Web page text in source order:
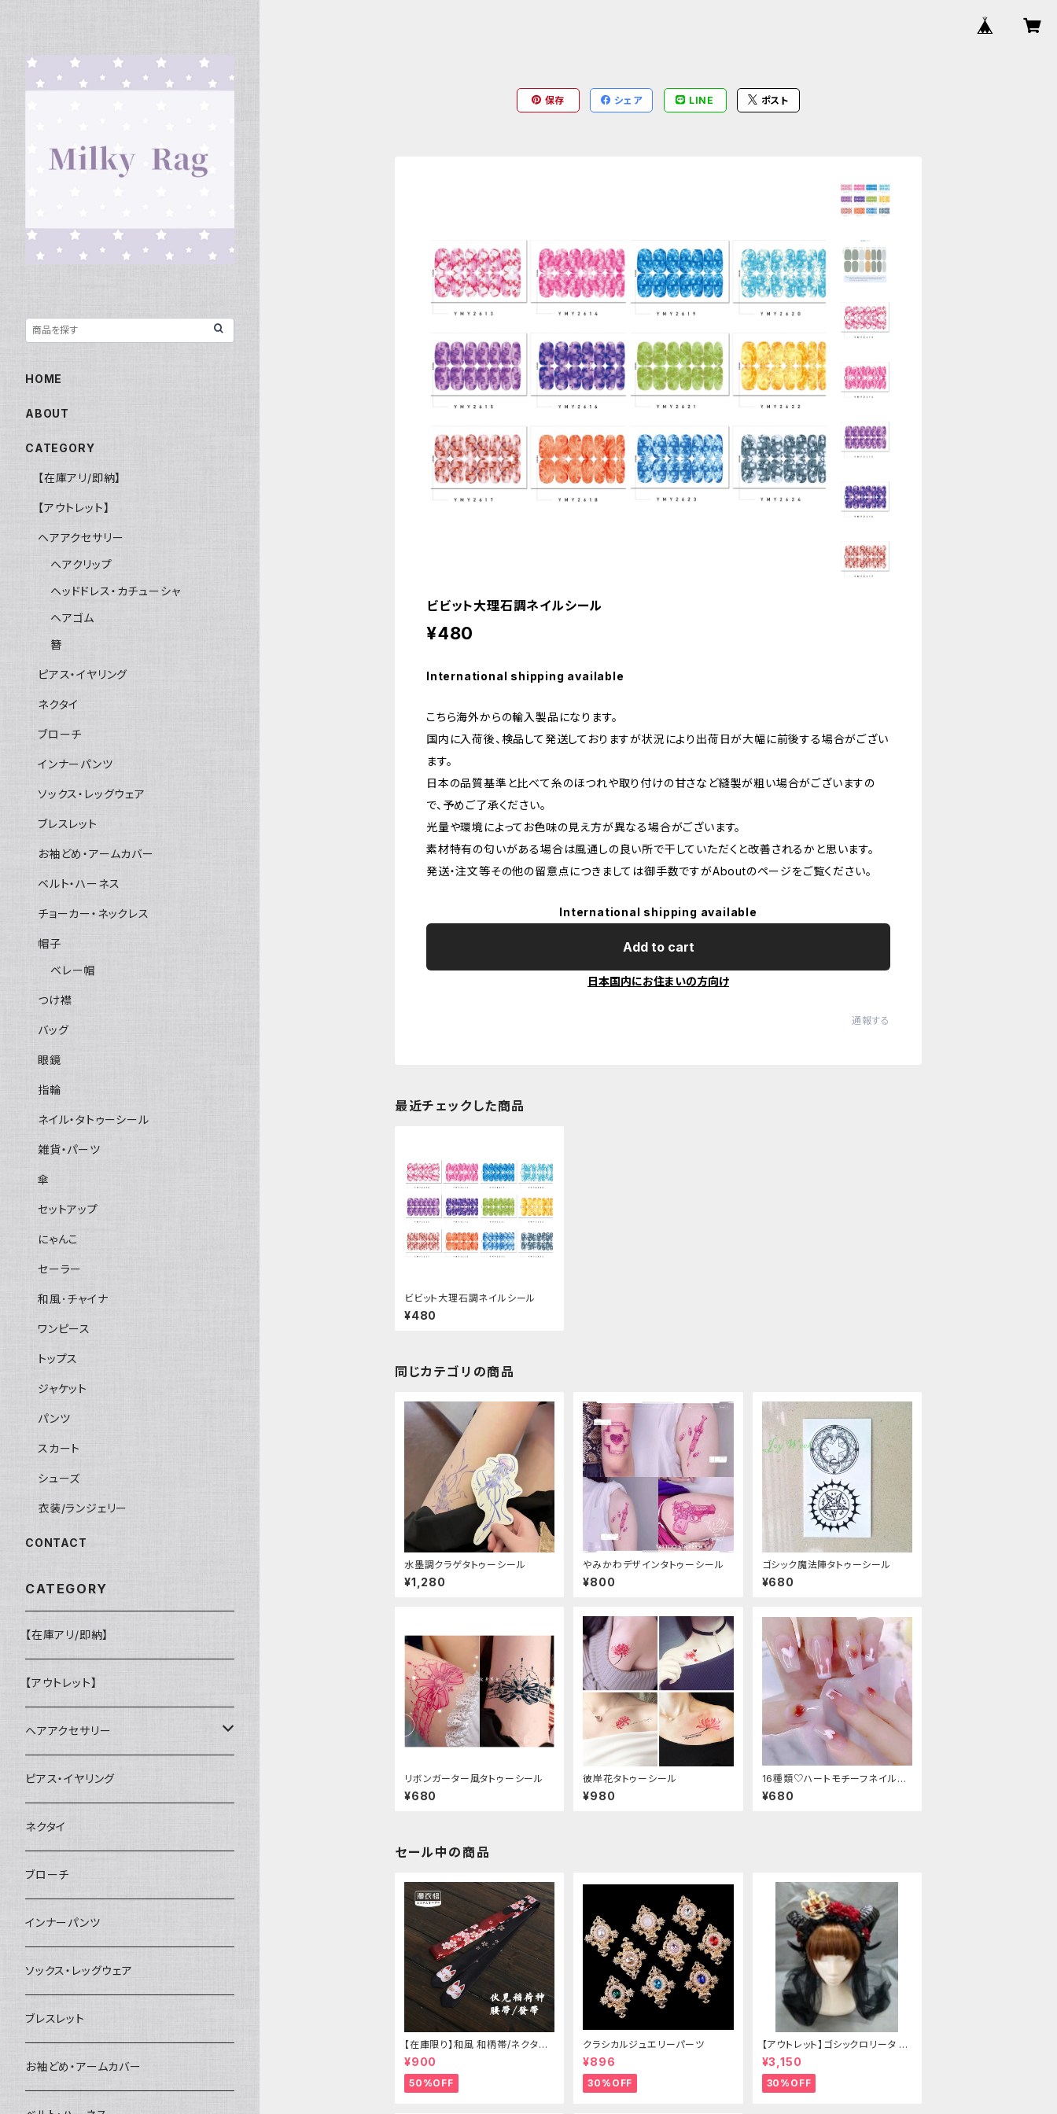
保存 シェア LINE ポスト
ビビット大理石調ネイルシール
¥480
International shipping available
こちら海外からの輸入製品になります。
国内に入荷後、検品して発送しておりますが状況により出荷日が大幅に前後する場合がござい
ます。
日本の品質基準と比べて糸のほつれや取り付けの甘さなど縫製が粗い場合がございますの
で、予めご了承ください。
光量や環境によってお色味の見え方が異なる場合がございます。
素材特有の匂いがある場合は風通しの良い所で干していただくと改善されるかと思います。
発送・注文等その他の留意点につきましては御手数ですがAboutのページをご覧ください。
International shipping available
Add to cart
日本国内にお住まいの方向け
通報する
最近チェックした商品
ビビット大理石調ネイルシール
¥480
同じカテゴリの商品
水墨調クラゲタトゥーシール
¥1,280
やみかわデザインタトゥーシール
¥800
ゴシック魔法陣タトゥーシール
¥680
リボンガーター風タトゥーシール
¥680
彼岸花タトゥーシール
¥980
16種類♡ハートモチーフネイルチ
ップ
¥680
セール中の商品
【在庫限り】和風 和柄帯/ネクタイ/
リボン（狐面/金魚
¥900
50%OFF
クラシカルジュエリーパーツ
¥896
30%OFF
【アウトレット】ゴシックロリータ ゴ
ールドクラウン＆ホーン(ヴェール
付き)
¥3,150
30%OFF
HOME
ABOUT
CATEGORY
【在庫アリ/即納】
【アウトレット】
ヘアアクセサリー
ヘアクリップ
ヘッドドレス・カチューシャ
ヘアゴム
簪
ピアス・イヤリング
ネクタイ
ブローチ
インナーパンツ
ソックス・レッグウェア
ブレスレット
お袖どめ・アームカバー
ベルト・ハーネス
チョーカー・ネックレス
帽子
ベレー帽
つけ襟
バッグ
眼鏡
指輪
ネイル・タトゥーシール
雑貨・パーツ
傘
セットアップ
にゃんこ
セーラー
和風･チャイナ
ワンピース
トップス
ジャケット
パンツ
スカート
シューズ
衣装/ランジェリー
CONTACT
CATEGORY
【在庫アリ/即納】
【アウトレット】
ヘアアクセサリー
ヘアクリップ
ヘッドドレス・カチューシャ
ヘアゴム
簪
ピアス・イヤリング
ネクタイ
ブローチ
インナーパンツ
ソックス・レッグウェア
ブレスレット
お袖どめ・アームカバー